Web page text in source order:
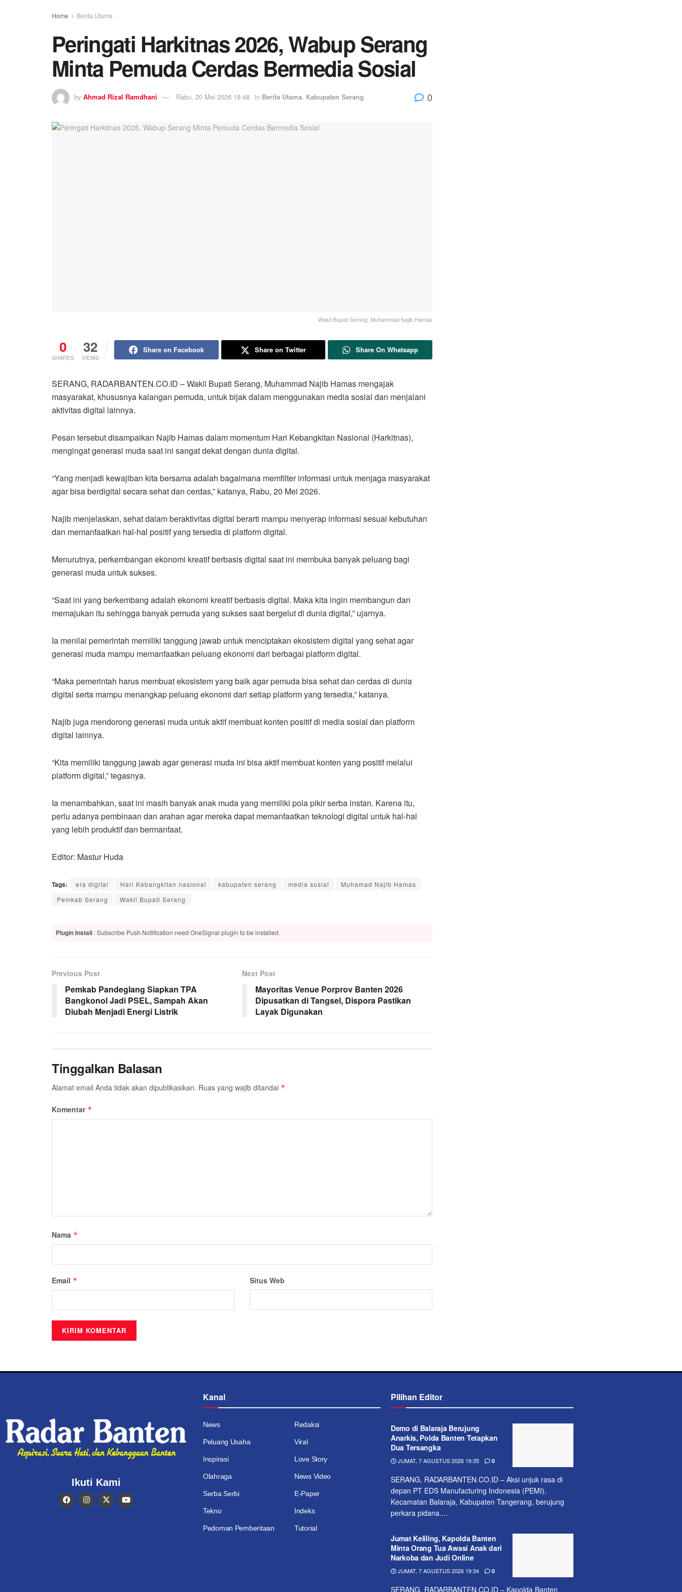
Home Berita Utama
Peringati Harkitnas 2026, Wabup Serang
Minta Pemuda Cerdas Bermedia Sosial
by Ahmad Rizal Ramdhani Rabu, 20 Mei 2026 18:48 in Berita Utama, Kabupaten Serang 0
Wakil Bupati Serang, Muhammad Najib Hamas
0
SHARES
32
VIEWS
Share on Facebook Share on Twitter Share On Whatsapp
SERANG, RADARBANTEN.CO.ID – Wakil Bupati Serang, Muhammad Najib Hamas mengajak
masyarakat, khususnya kalangan pemuda, untuk bijak dalam menggunakan media sosial dan menjalani
aktivitas digital lainnya.
Pesan tersebut disampaikan Najib Hamas dalam momentum Hari Kebangkitan Nasional (Harkitnas),
mengingat generasi muda saat ini sangat dekat dengan dunia digital.
“Yang menjadi kewajiban kita bersama adalah bagaimana memfilter informasi untuk menjaga masyarakat
agar bisa berdigital secara sehat dan cerdas,” katanya, Rabu, 20 Mei 2026.
Najib menjelaskan, sehat dalam beraktivitas digital berarti mampu menyerap informasi sesuai kebutuhan
dan memanfaatkan hal-hal positif yang tersedia di platform digital.
Menurutnya, perkembangan ekonomi kreatif berbasis digital saat ini membuka banyak peluang bagi
generasi muda untuk sukses.
“Saat ini yang berkembang adalah ekonomi kreatif berbasis digital. Maka kita ingin membangun dan
memajukan itu sehingga banyak pemuda yang sukses saat bergelut di dunia digital,” ujarnya.
Ia menilai pemerintah memiliki tanggung jawab untuk menciptakan ekosistem digital yang sehat agar
generasi muda mampu memanfaatkan peluang ekonomi dari berbagai platform digital.
“Maka pemerintah harus membuat ekosistem yang baik agar pemuda bisa sehat dan cerdas di dunia
digital serta mampu menangkap peluang ekonomi dari setiap platform yang tersedia,” katanya.
Najib juga mendorong generasi muda untuk aktif membuat konten positif di media sosial dan platform
digital lainnya.
“Kita memiliki tanggung jawab agar generasi muda ini bisa aktif membuat konten yang positif melalui
platform digital,” tegasnya.
Ia menambahkan, saat ini masih banyak anak muda yang memiliki pola pikir serba instan. Karena itu,
perlu adanya pembinaan dan arahan agar mereka dapat memanfaatkan teknologi digital untuk hal-hal
yang lebih produktif dan bermanfaat.
Editor: Mastur Huda
Tags: era digital Hari Kebangkitan nasional kabupaten serang media sosial
Muhamad Najib Hamas
Pemkab Serang
Wakil Bupati Serang
Plugin Install : Subscribe Push Notification need OneSignal plugin to be installed.
Previous Post
Pemkab Pandeglang Siapkan TPA
Bangkonol Jadi PSEL, Sampah Akan
Diubah Menjadi Energi Listrik
Next Post
Mayoritas Venue Porprov Banten 2026
Dipusatkan di Tangsel, Dispora Pastikan
Layak Digunakan
Tinggalkan Balasan
Alamat email Anda tidak akan dipublikasikan. Ruas yang wajib ditandai *
Komentar *
Nama *
Email * Situs Web
Ikuti Kami
Kanal
News Redaksi
Peluang Usaha Viral
Inspirasi Love Story
Olahraga News Video
Serba Serbi E-Paper
Tekno
Pedoman Pemberitaan
Indeks
Tutorial
Pilihan Editor
Demo di Balaraja Berujung
Anarkis, Polda Banten Tetapkan
Dua Tersangka
JUMAT, 7 AGUSTUS 2026 19:35 0
SERANG, RADARBANTEN.CO.ID – Aksi unjuk rasa di
depan PT EDS Manufacturing Indonesia (PEMI),
Kecamatan Balaraja, Kabupaten Tangerang, berujung
perkara pidana....
Jumat Keliling, Kapolda Banten
Minta Orang Tua Awasi Anak dari
Narkoba dan Judi Online
JUMAT, 7 AGUSTUS 2026 19:34 0
SERANG, RADARBANTEN.CO.ID – Kapolda Banten